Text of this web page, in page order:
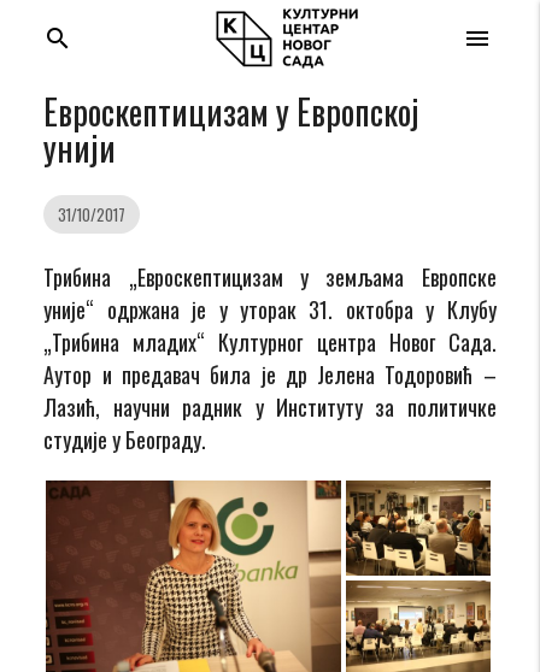
menu
search
Евроскептицизам у Европској
унији
31/10/2017
Трибина „Евроскептицизам у земљама Европске
уније“ одржана је у уторак 31. октобра у Клубу
„Трибина младих“ Културног центра Новог Сада.
Аутор и предавач била је др Јелена Тодоровић –
Лазић, научни радник у Институту за политичке
студије у Београду.